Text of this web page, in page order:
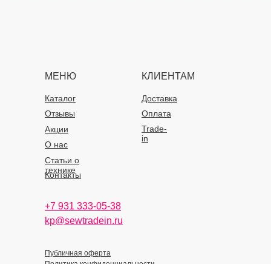
МЕНЮ КЛИЕНТАМ
Каталог
О нас
Доставка
Статьи о
технике
Оплата
Отзывы
Акции
Контакты
Trade-
in
+7 931 333-05-38
kp@sewtradein.ru
Публичная оферта